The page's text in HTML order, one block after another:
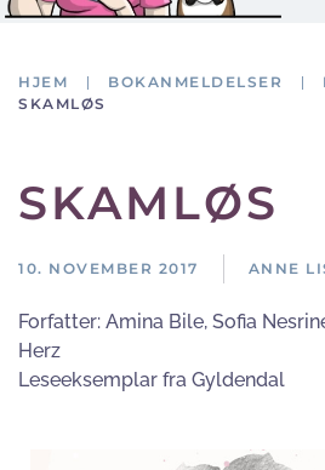
HJEM BOKANMELDELSER
SKAMLØS
SKAMLØS
10. NOVEMBER 2017 ANNE
Forfatter: Amina Bile, Sofia
Herz
Leseeksemplar fra Gyldendal